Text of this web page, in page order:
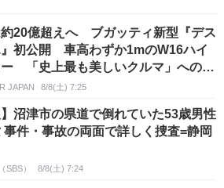
20億超えへ ブガッティ新型『デス
』初公開 車高わずか1mのW16ハイ
「史上最も美しいクルマ」へのオ
JAPAN 8/8(土) 7:25
】沼津市の県道で倒れていた53歳男性
事件・事故の両面で詳しく捜査=静岡
SBS） 8/8(土) 7:24